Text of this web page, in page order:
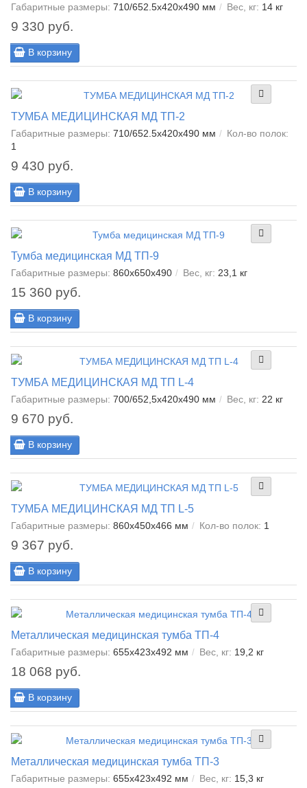
Габаритные размеры: 710/652.5x420x490 мм Вес, кг: 14 кг
9 330 руб.
В корзину
ТУМБА МЕДИЦИНСКАЯ МД ТП-2
Габаритные размеры: 710/652.5x420x490 мм
Кол-во полок:
1
9 430 руб.
В корзину
Тумба медицинская МД ТП-9
Габаритные размеры: 860x650x490 Вес, кг: 23,1 кг
15 360 руб.
В корзину
ТУМБА МЕДИЦИНСКАЯ МД ТП L-4
Габаритные размеры: 700/652,5x420x490 мм Вес, кг: 22 кг
9 670 руб.
В корзину
ТУМБА МЕДИЦИНСКАЯ МД ТП L-5
Габаритные размеры: 860x450x466 мм Кол-во полок: 1
9 367 руб.
В корзину
Металлическая медицинская тумба ТП-4
Габаритные размеры: 655х423х492 мм Вес, кг: 19,2 кг
18 068 руб.
В корзину
Металлическая медицинская тумба ТП-3
Габаритные размеры: 655х423х492 мм Вес, кг: 15,3 кг